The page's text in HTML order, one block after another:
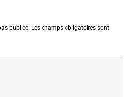
publiée. Les champs obligatoires sont